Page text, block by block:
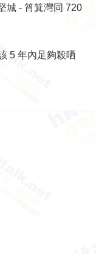
城 - 筲箕灣同 720
5 年內足夠殺哂